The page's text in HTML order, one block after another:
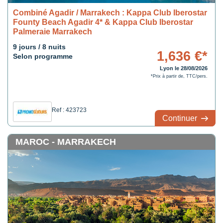
Combiné Agadir / Marrakech : Kappa Club Iberostar
Founty Beach Agadir 4* & Kappa Club Iberostar
Palmeraie Marrakech
9 jours / 8 nuits
Selon programme
Ref : 423723
1,636 €*
Lyon le 28/08/2026
*Prix à partir de, TTC/pers.
Continuer
MAROC - MARRAKECH